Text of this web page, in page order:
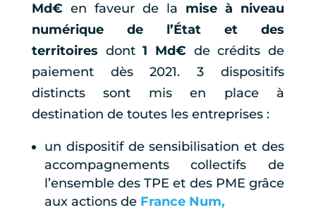
Md€ en faveur de la mise à niveau
numérique de l’État et des
territoires dont1 Md€ de crédits de
paiement dès 2021. 3 dispositifs
distincts sont mis en place à
destination de toutes les entreprises :
un dispositif de sensibilisation et des
accompagnements collectifs de
l’ensemble des TPE et des PME grâce
aux actions de France Num,